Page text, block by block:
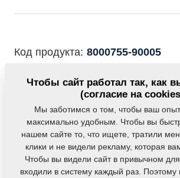
скачиванию
Код продукта: 8000755-90005
Данная деталь также применяется
следующего оборудования:
KOMPAKTOMAT
Вес: 252,0020 Кг
Чтобы сайт работал так, как
(согласие на
Мы заботимся о том, чтобы ваш
максимально удобным. Чтобы вы
нашем сайте то, что ищете, тратили
клики и не видели рекламу, которая
Чтобы вы видели сайт в привычном
входили в систему каждый раз.